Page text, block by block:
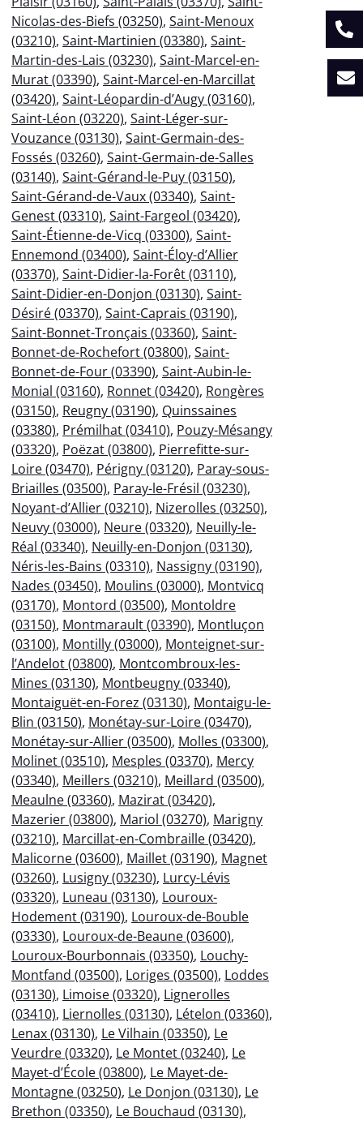
Nicolas-des-Biefs (03250), Saint-Menoux
(03210), Saint-Martinien (03380), Saint-
Martin-des-Lais (03230), Saint-Marcel-en-
Murat (03390), Saint-Marcel-en-Marcillat
(03420), Saint-Léopardin-d’Augy (03160),
Saint-Léon (03220), Saint-Léger-sur-
Vouzance (03130), Saint-Germain-des-
Fossés (03260), Saint-Germain-de-Salles
(03140), Saint-Gérand-le-Puy (03150),
Saint-Gérand-de-Vaux (03340), Saint-
Genest (03310), Saint-Fargeol (03420),
Saint-Étienne-de-Vicq (03300), Saint-
Ennemond (03400), Saint-Éloy-d’Allier
(03370), Saint-Didier-la-Forêt (03110),
Saint-Didier-en-Donjon (03130), Saint-
Désiré (03370), Saint-Caprais (03190),
Saint-Bonnet-Tronçais (03360), Saint-
Bonnet-de-Rochefort (03800), Saint-
Bonnet-de-Four (03390), Saint-Aubin-le-
Monial (03160), Ronnet (03420), Rongères
(03150), Reugny (03190), Quinssaines
(03380), Prémilhat (03410), Pouzy-Mésangy
(03320), Poëzat (03800), Pierrefitte-sur-
Loire (03470), Périgny (03120), Paray-sous-
Briailles (03500), Paray-le-Frésil (03230),
Noyant-d’Allier (03210), Nizerolles (03250),
Neuvy (03000), Neure (03320), Neuilly-le-
Réal (03340), Neuilly-en-Donjon (03130),
Néris-les-Bains (03310), Nassigny (03190),
Nades (03450), Moulins (03000), Montvicq
(03170), Montord (03500), Montoldre
(03150), Montmarault (03390), Montluçon
(03100), Montilly (03000), Monteignet-sur-
l’Andelot (03800), Montcombroux-les-
Mines (03130), Montbeugny (03340),
Montaiguët-en-Forez (03130), Montaigu-le-
Blin (03150), Monétay-sur-Loire (03470),
Monétay-sur-Allier (03500), Molles (03300),
Molinet (03510), Mesples (03370), Mercy
(03340), Meillers (03210), Meillard (03500),
Meaulne (03360), Mazirat (03420),
Mazerier (03800), Mariol (03270), Marigny
(03210), Marcillat-en-Combraille (03420),
Malicorne (03600), Maillet (03190), Magnet
(03260), Lusigny (03230), Lurcy-Lévis
(03320), Luneau (03130), Louroux-
Hodement (03190), Louroux-de-Bouble
(03330), Louroux-de-Beaune (03600),
Louroux-Bourbonnais (03350), Louchy-
Montfand (03500), Loriges (03500), Loddes
(03130), Limoise (03320), Lignerolles
(03410), Liernolles (03130), Lételon (03360),
Lenax (03130), Le Vilhain (03350), Le
Veurdre (03320), Le Montet (03240), Le
Mayet-d’École (03800), Le Mayet-de-
Montagne (03250), Le Donjon (03130), Le
Brethon (03350), Le Bouchaud (03130),